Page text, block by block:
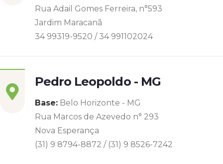
Rua Adail Gomes Ferreira, n°593
Jardim Maracanã
34 99319-9520 / 34 991102024
Pedro Leopoldo - MG
Base: Belo Horizonte - MG
Rua Marcos de Azevedo n° 293
Nova Esperança
(31) 9 8794-8872 / (31) 9 8526-7242